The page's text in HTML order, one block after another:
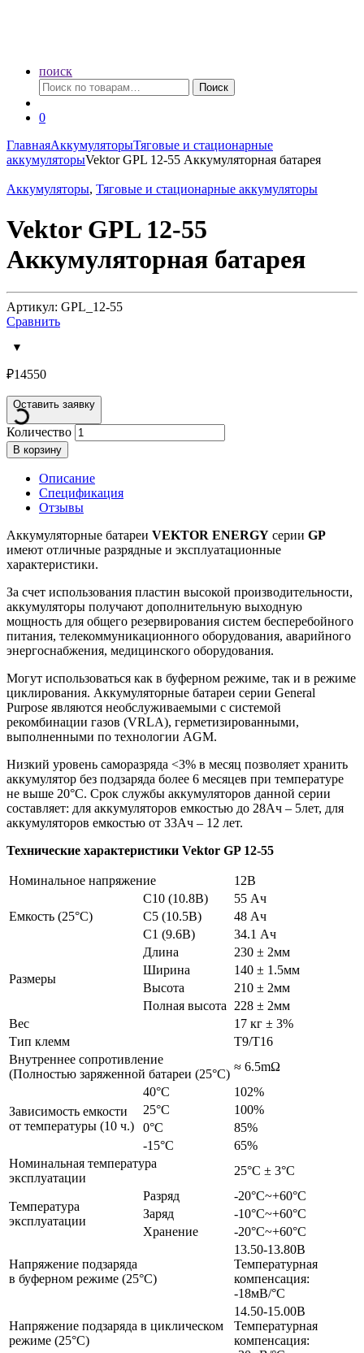
поиск
Искать:
Поиск
0
ГлавнаяАккумуляторыТяговые и стационарные
аккумуляторыVektor GPL 12-55 Аккумуляторная батарея
Аккумуляторы, Тяговые и стационарные аккумуляторы
Vektor GPL 12-55
Аккумуляторная батарея
Артикул: GPL_12-55
Сравнить
₽14550
Оставить заявку
Количество
В корзину
Описание
Спецификация
Отзывы
Аккумуляторные батареи VEKTOR ENERGY серии GP
имеют отличные разрядные и эксплуатационные
характеристики.
За счет использования пластин высокой производительности,
аккумуляторы получают дополнительную выходную
мощность для общего резервирования систем бесперебойного
питания, телекоммуникационного оборудования, аварийного
энергоснабжения, медицинского оборудования.
Могут использоваться как в буферном режиме, так и в режиме
циклирования. Аккумуляторные батареи серии General
Purpose являются необслуживаемыми с системой
рекомбинации газов (VRLA), герметизированными,
выполненными по технологии AGM.
Низкий уровень саморазряда <3% в месяц позволяет хранить
аккумулятор без подзаряда более 6 месяцев при температуре
не выше 20°С. Срок службы аккумуляторов данной серии
составляет: для аккумуляторов емкостью до 28Ач – 5лет, для
аккумуляторов емкостью от 33Ач – 12 лет.
Технические характеристики Vektor GP 12-55
Номинальное напряжение 12В
Емкость (25°С)
C10 (10.8В)
55 Ач
C5 (10.5В)
48 Ач
C1 (9.6В)
34.1 Ач
Размеры
Длина
230 ± 2мм
Ширина
140 ± 1.5мм
Высота
210 ± 2мм
Полная высота
228 ± 2мм
Вес
17 кг ± 3%
Тип клемм
T9/Т16
Внутреннее сопротивление
(Полностью заряженной батареи (25°С)
≈ 6.5mΩ
Зависимость емкости
от температуры (10 ч.)
40°С
102%
25°С
100%
0°С
85%
-15°С
65%
Номинальная температура
эксплуатации
25°С ± 3°С
Температура
эксплуатации
Разряд
-20°С~+60°С
Заряд
-10°С~+60°С
Хранение
-20°С~+60°С
Напряжение подзаряда
в буферном режиме (25°С)
13.50-13.80В
Температурная
компенсация:
-18мВ/°С
Напряжение подзаряда в циклическом
режиме (25°С)
14.50-15.00В
Температурная
компенсация: